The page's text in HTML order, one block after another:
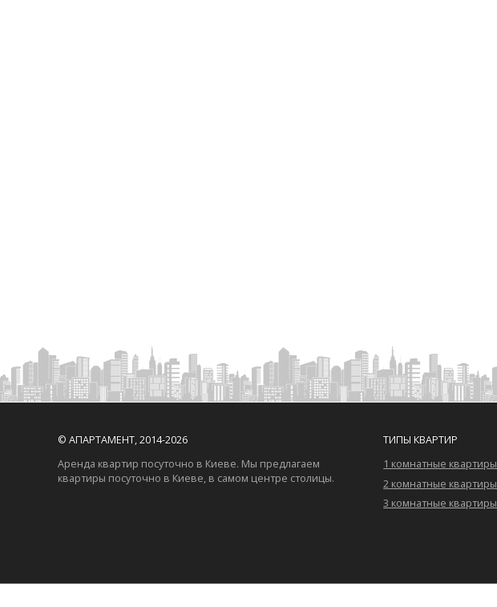
© АПАРТАМЕНТ, 2014-2026
Аренда квартир посуточно в Киеве. Мы предлагаем
квартиры посуточно в Киеве, в самом центре столицы.
ТИПЫ КВАРТИР
1 комнатные квартиры
2 комнатные квартиры
3 комнатные квартиры